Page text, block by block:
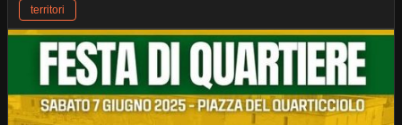
territori